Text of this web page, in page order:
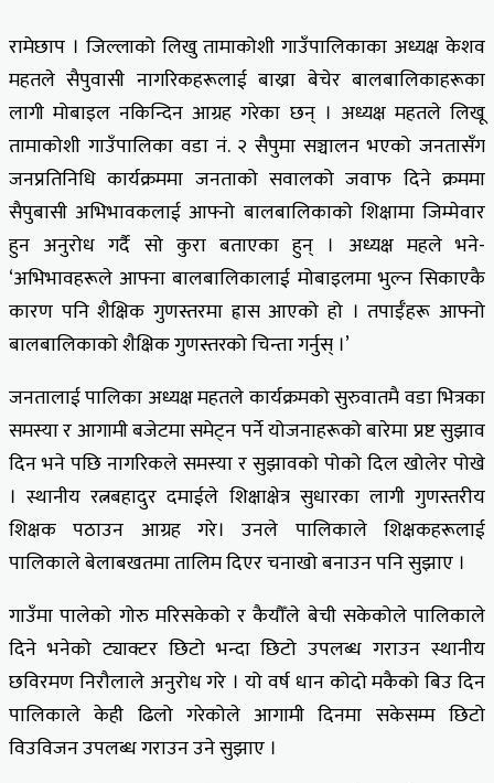
रामेछाप । जिल्लाको लिखु तामाकोशी गाउँपालिकाका अध्यक्ष केशव
महतले सैपुवासी नागरिकहरूलाई बाख्रा बेचेर बालबालिकाहरूका
लागी मोबाइल नकिन्दिन आग्रह गरेका छन् । अध्यक्ष महतले लिखू
तामाकोशी गाउँपालिका वडा नं. २ सैपुमा सञ्चालन भएको जनतासँग
जनप्रतिनिधि कार्यक्रममा जनताको सवालको जवाफ दिने क्रममा
सैपुबासी अभिभावकलाई आफ्नो बालबालिकाको शिक्षामा जिम्मेवार
हुन अनुरोध गर्दै सो कुरा बताएका हुन् । अध्यक्ष महले भने-
‘अभिभावहरूले आफ्ना बालबालिकालाई मोबाइलमा भुल्न सिकाएकै
कारण पनि शैक्षिक गुणस्तरमा ह्रास आएको हो । तपाईँहरू आफ्नो
बालबालिकाको शैक्षिक गुणस्तरको चिन्ता गर्नुस् ।’
जनतालाई पालिका अध्यक्ष महतले कार्यक्रमको सुरुवातमै वडा भित्रका
समस्या र आगामी बजेटमा समेट्न पर्ने योजनाहरूको बारेमा प्रष्ट सुझाव
दिन भने पछि नागरिकले समस्या र सुझावको पोको दिल खोलेर पोखे
। स्थानीय रत्नबहादुर दमाईले शिक्षाक्षेत्र सुधारका लागी गुणस्तरीय
शिक्षक पठाउन आग्रह गरे। उनले पालिकाले शिक्षकहरूलाई
पालिकाले बेलाबखतमा तालिम दिएर चनाखो बनाउन पनि सुझाए ।
गाउँमा पालेको गोरु मरिसकेको र कैयौँले बेची सकेकोले पालिकाले
दिने भनेको ट्याक्टर छिटो भन्दा छिटो उपलब्ध गराउन स्थानीय
छविरमण निरौलाले अनुरोध गरे । यो वर्ष धान कोदो मकैको बिउ दिन
पालिकाले केही ढिलो गरेकोले आगामी दिनमा सकेसम्म छिटो
विउविजन उपलब्ध गराउन उने सुझाए ।